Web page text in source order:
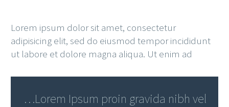
Lorem ipsum dolor sit amet, consectetur
adipisicing elit, sed do eiusmod tempor incididunt
ut labore et dolore magna aliqua. Ut enim ad
…Lorem Ipsum proin gravida nibh vel